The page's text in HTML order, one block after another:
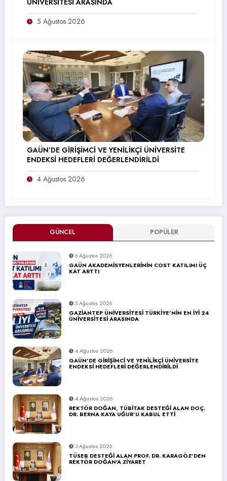
GÜNCEL POPÜLER
6 Ağustos 2026
GAÜN AKADEMİSYENLERİNİN COST KATILIMI ÜÇ
KAT ARTTI
5 Ağustos 2026
GAZİANTEP ÜNİVERSİTESİ TÜRKİYE’NİN EN İYİ 24
ÜNİVERSİTESİ ARASINDA
4 Ağustos 2026
GAÜN’DE GİRİŞİMCİ VE YENİLİKÇİ ÜNİVERSİTE
ENDEKSİ HEDEFLERİ DEĞERLENDİRİLDİ
4 Ağustos 2026
REKTÖR DOĞAN, TÜBİTAK DESTEĞİ ALAN DOÇ.
DR. BERNA KAYA UĞUR’U KABUL ETTİ
3 Ağustos 2026
TÜSEB DESTEĞİ ALAN PROF. DR. KARAGÖZ’DEN
REKTÖR DOĞAN’A ZİYARET
5 Ağustos 2026
GAÜN’DE GİRİŞİMCİ VE YENİLİKÇİ ÜNİVERSİTE
ENDEKSİ HEDEFLERİ DEĞERLENDİRİLDİ
4 Ağustos 2026